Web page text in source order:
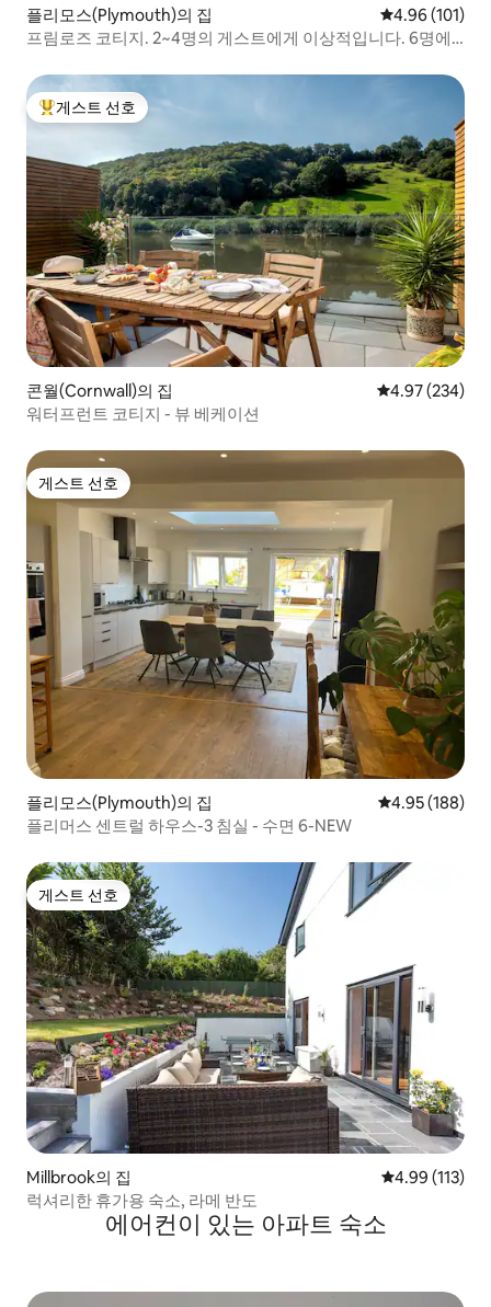
플리모스(Plymouth)의 집 평점 4.96점(5
4.96 (101)
프림로즈 코티지. 2~4명의 게스트에게 이상적입니다. 6명에
상위 게스트 선호
게스트 선호
콘월(Cornwall)의 집 평점 4.97점(5
4.97 (234)
워터프런트 코티지 - 뷰 베케이션
게스트 선호
게스트 선호
플리모스(Plymouth)의 집 평점 4.95점(5
4.95 (188)
플리머스 센트럴 하우스-3 침실 - 수면 6-NEW
게스트 선호
게스트 선호
Millbrook의 집 평점 4.99점(5
4.99 (113)
럭셔리한 휴가용 숙소, 라메 반도
에어컨이 있는 아파트 숙소